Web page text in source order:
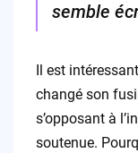
semble
Il est
changé son
s’opposant à
soutenue.